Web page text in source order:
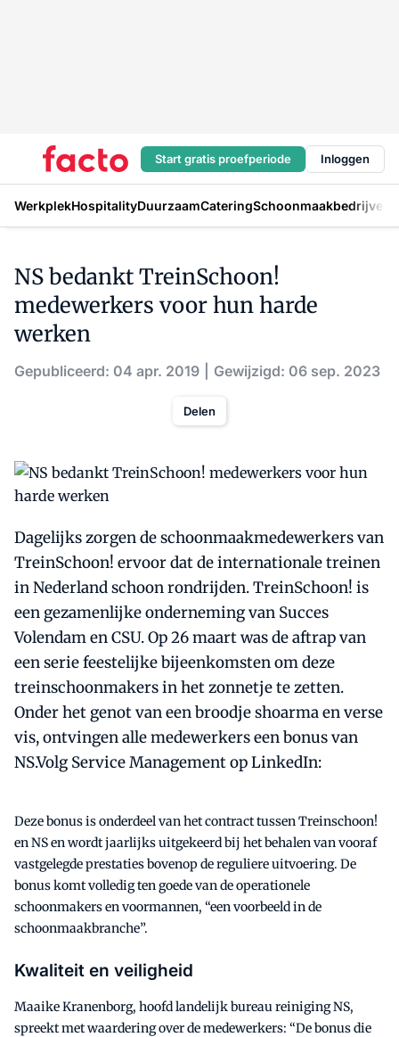
Start gratis proefperiode Inloggen
WerkplekHospitalityDuurzaamCateringSchoonmaakbedrijven
NS bedankt TreinSchoon!
medewerkers voor hun harde
werken
Gepubliceerd: 04 apr. 2019 Gewijzigd: 06 sep. 2023
Delen
Dagelijks zorgen de schoonmaakmedewerkers van
TreinSchoon! ervoor dat de internationale treinen
in Nederland schoon rondrijden. TreinSchoon! is
een gezamenlijke onderneming van Succes
Volendam en CSU. Op 26 maart was de aftrap van
een serie feestelijke bijeenkomsten om deze
treinschoonmakers in het zonnetje te zetten.
Onder het genot van een broodje shoarma en verse
vis, ontvingen alle medewerkers een bonus van
NS.Volg Service Management op LinkedIn:
Deze bonus is onderdeel van het contract tussen Treinschoon!
en NS en wordt jaarlijks uitgekeerd bij het behalen van vooraf
vastgelegde prestaties bovenop de reguliere uitvoering. De
bonus komt volledig ten goede van de operationele
schoonmakers en voormannen, “een voorbeeld in de
schoonmaakbranche”.
Kwaliteit en veiligheid
Maaike Kranenborg, hoofd landelijk bureau reiniging NS,
spreekt met waardering over de medewerkers: “De bonus die